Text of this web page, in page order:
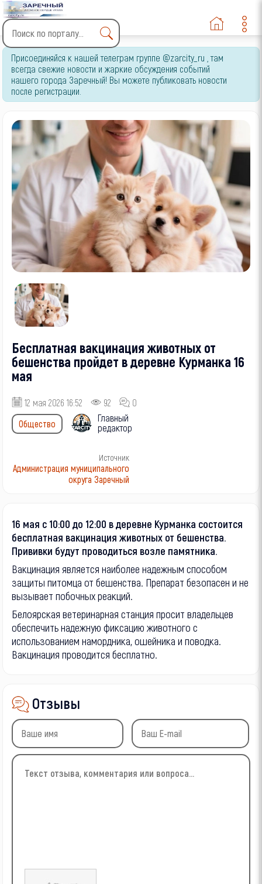
Type 2 or more characters
for results.
Присоединяйся к нашей телеграм группе @zarcity_ru , там
всегда свежие новости и жаркие обсуждения событий
нашего города Заречный! Вы можете публиковать новости
после регистрации.
Бесплатная вакцинация животных от
бешенства пройдет в деревне Курманка 16
мая
12 мая 2026 16:52 92
0
Общество
Главный
редактор
Источник
Администрация муниципального
округа Заречный
16 мая с 10:00 до 12:00 в деревне Курманка состоится
бесплатная вакцинация животных от бешенства.
Прививки будут проводиться возле памятника.
Вакцинация является наиболее надежным способом
защиты питомца от бешенства. Препарат безопасен и не
вызывает побочных реакций.
Белоярская ветеринарная станция просит владельцев
обеспечить надежную фиксацию животного с
использованием намордника, ошейника и поводка.
Вакцинация проводится бесплатно.
Отзывы